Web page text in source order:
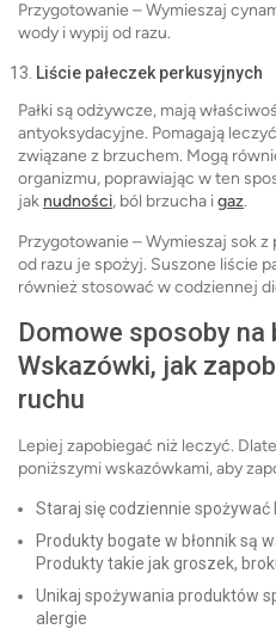
Przygotowanie – Wymieszaj
wody i wypij od razu.
Liście pałeczek perkusyjnych
Pałki są odżywcze, mają
antyoksydacyjne. Pomagają
związane z brzuchem. Mogą
organizmu, poprawiając w ten
jak nudności, ból brzucha igaz.
Przygotowanie – Wymieszaj sok
od razu je spożyj. Suszone liście
również stosować w codziennej
Domowe sposoby na
Wskazówki, jak
ruchu
Lepiej zapobiegać niż leczyć.
poniższymi wskazówkami, aby
Staraj się codziennie
Produkty bogate w błonnik są
Produkty takie jak groszek,
Unikaj spożywania produktów
alergie